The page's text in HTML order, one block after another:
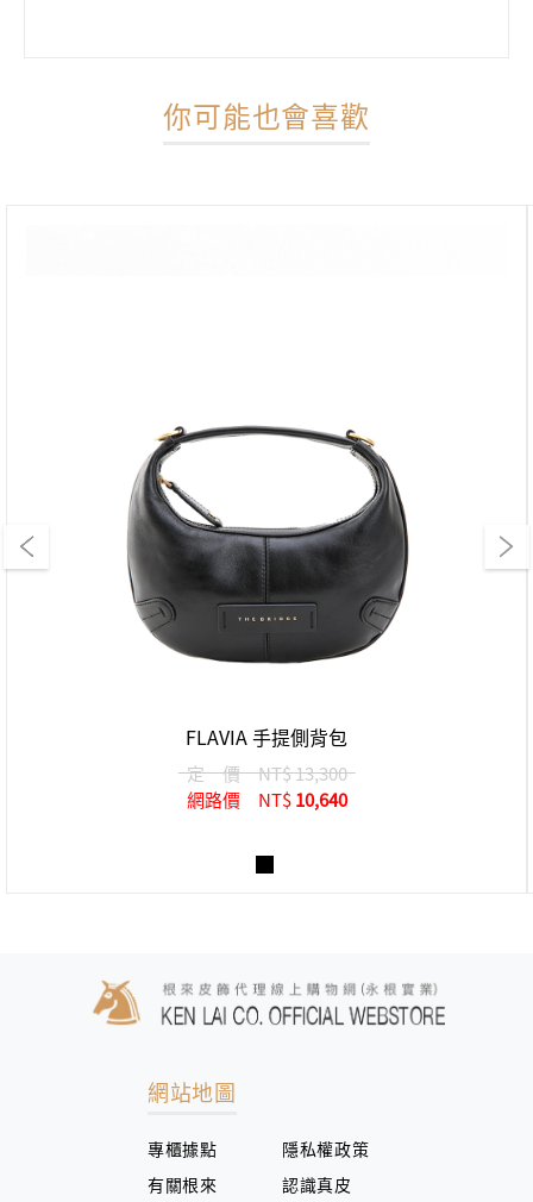
你可能也會喜歡
FLAVIA 手提側背包
定 價NT$ 13,300
網路價
NT$ 10,640
網站地圖
專櫃據點
隱私權政策
有關根來
認識真皮